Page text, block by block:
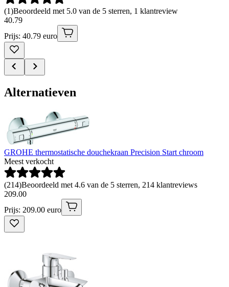
(1)Beoordeeld met 5.0 van de 5 sterren, 1 klantreview
40.79
Prijs: 40.79 euro
Alternatieven
GROHE thermostatische douchekraan Precision Start chroom
Meest verkocht
(214)Beoordeeld met 4.6 van de 5 sterren, 214 klantreviews
209.00
Prijs: 209.00 euro